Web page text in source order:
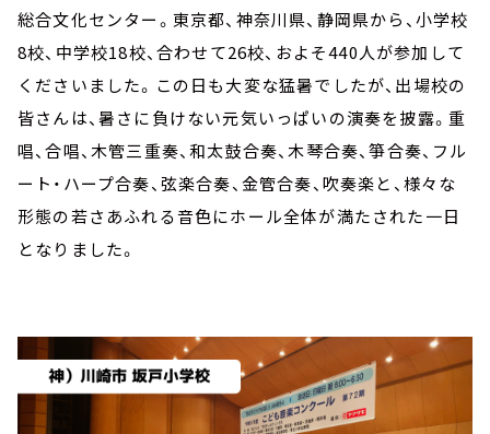
総合文化センター。東京都、神奈川県、静岡県から、小学校
8校、中学校18校、合わせて26校、およそ440人が参加して
くださいました。この日も大変な猛暑でしたが、出場校の
皆さんは、暑さに負けない元気いっぱいの演奏を披露。重
唱、合唱、木管三重奏、和太鼓合奏、木琴合奏、箏合奏、フル
ート・ハープ合奏、弦楽合奏、金管合奏、吹奏楽と、様々な
形態の若さあふれる音色にホール全体が満たされた一日
となりました。